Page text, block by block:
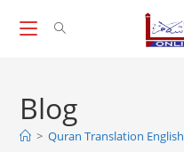
Blog
> Quran Translation English